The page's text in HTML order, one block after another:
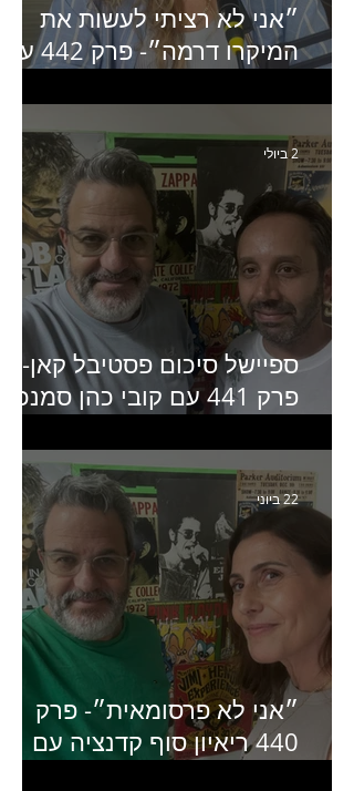
״אני לא רציתי לעשות את
המיקרו דרמה״- פרק 442 עם
של יד2
ספיישל סיכום פסטיבל קאן-
פרק 441 עם קובי כהן
2 ביולי
״אני לא פרסומאית״- פרק
440 ריאיון סוף קדנציה עם
22 ביוני